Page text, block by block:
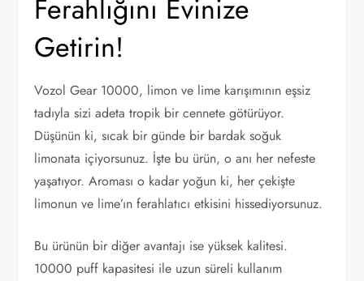
Ferahlığını Evinize
Getirin!
Vozol Gear 10000, limon ve lime karışımının eşsiz
tadıyla sizi adeta tropik bir cennete götürüyor.
Düşünün ki, sıcak bir günde bir bardak soğuk
limonata içiyorsunuz. İşte bu ürün, o anı her nefeste
yaşatıyor. Aroması o kadar yoğun ki, her çekişte
limonun ve lime’ın ferahlatıcı etkisini hissediyorsunuz.
Bu ürünün bir diğer avantajı ise yüksek kalitesi.
10000 puff kapasitesi ile uzun süreli kullanım